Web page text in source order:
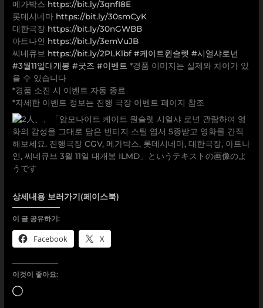
메가박스 https://bit.ly/3qnfI8E
롯데시네마 https://bit.ly/30smCyK
대한극장 https://bit.ly/30nGWBB
아트나인 https://bit.ly/3emVuJB
씨네큐브 https://bit.ly/2PLKlbf #케이트윈슬렛 #시얼샤로넌
#3월11일대개봉 #굿즈 #이벤트 *경품 이미지는 실제와 차이가 있
을 수 있습니다
*경품 소진 시 이벤트 자동 종료
*자세한 이벤트 정보는 진행 극장 이벤트 페이지 참조
상세내용 보러가기(페이스북)
이 글 공유하기:
Facebook X
이것이 좋아요:
로